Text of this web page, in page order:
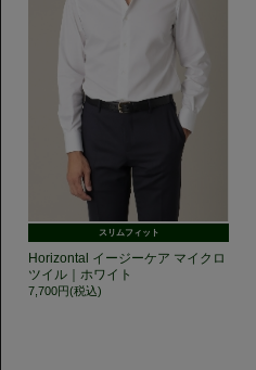
スリムフィット
Horizontal イージーケア マイクロ
ツイル｜ホワイト
7,700円(税込)